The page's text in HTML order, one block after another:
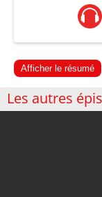
Afficher le résumé
Les autres